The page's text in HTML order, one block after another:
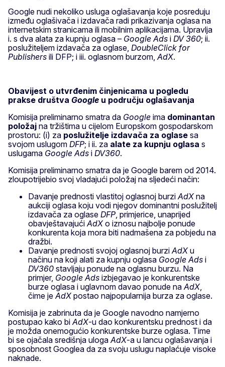
Google nudi nekoliko usluga oglašavanja koje posreduju
između oglašivača i izdavača radi prikazivanja oglasa na
internetskim stranicama ili mobilnim aplikacijama. Upravlja
i. s dva alata za kupnju oglasa – Google Ads i DV 360; ii.
poslužiteljem izdavača za oglase, DoubleClick for
Publishers ili DFP; i iii. oglasnom burzom, AdX.
Obavijest o utvrđenim činjenicama u pogledu
prakse društva Google u području oglašavanja
Komisija preliminarno smatra da Google ima dominantan
položaj na tržištima u cijelom Europskom gospodarskom
prostoru: (i) za poslužitelje izdavača za oglase sa
svojom uslugom DFP; i ii. za alate za kupnju oglasa s
uslugama Google Ads i DV360.
Komisija preliminarno smatra da je Google barem od 2014.
zloupotrijebio svoj vladajući položaj na sljedeći način:
Davanje prednosti vlastitoj oglasnoj burzi AdXna
aukciji oglasa koju vodi njegov dominantni poslužitelj
izdavača za oglase DFP , primjerice, unaprijed
obavještavajući AdXo iznosu najbolje ponude
konkurenta koja mora biti nadmašena za pobjedu na
dražbi.
Davanje prednosti svojoj oglasnoj burzi AdXu
načinu na koji alati za kupnju oglasa Google Ads i
DV360 stavljaju ponude na oglasnu burzu. Na
primjer, Google Ads izbjegavao je konkurentske
burze oglasa i uglavnom davao ponude na AdX,
čime je AdXpostao najpopularnija burza za oglase.
Komisija je zabrinuta da je Google navodno namjerno
postupao kako bi AdX-u dao konkurentsku prednost i da
je možda onemogućio konkurentske burze oglasa. Time
bi se ojačala središnja uloga AdX-a u lancu oglašavanja i
sposobnost Googlea da za svoju uslugu naplaćuje visoke
naknade.